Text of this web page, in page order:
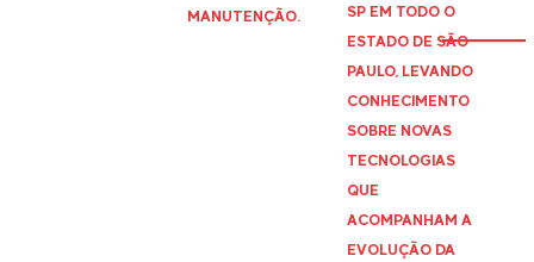
MANUTENÇÃO.
SP EM TODO O
ESTADO DE SÃO
PAULO, LEVANDO
CONHECIMENTO
SOBRE NOVAS
TECNOLOGIAS
QUE
ACOMPANHAM A
EVOLUÇÃO DA